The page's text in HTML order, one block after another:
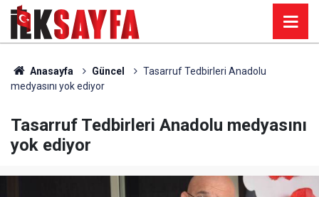
Anasayfa Güncel
Tasarruf Tedbirleri Anadolu
medyasını yok ediyor
Tasarruf Tedbirleri Anadolu medyasını
yok ediyor